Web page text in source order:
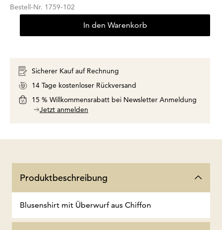
Bestell-Nr. 1759-102
In den Warenkorb
Sicherer Kauf auf Rechnung
14 Tage kostenloser Rückversand
15 % Willkommensrabatt bei Newsletter Anmeldung
Jetzt anmelden
Produktbeschreibung
Blusenshirt mit Überwurf aus Chiffon